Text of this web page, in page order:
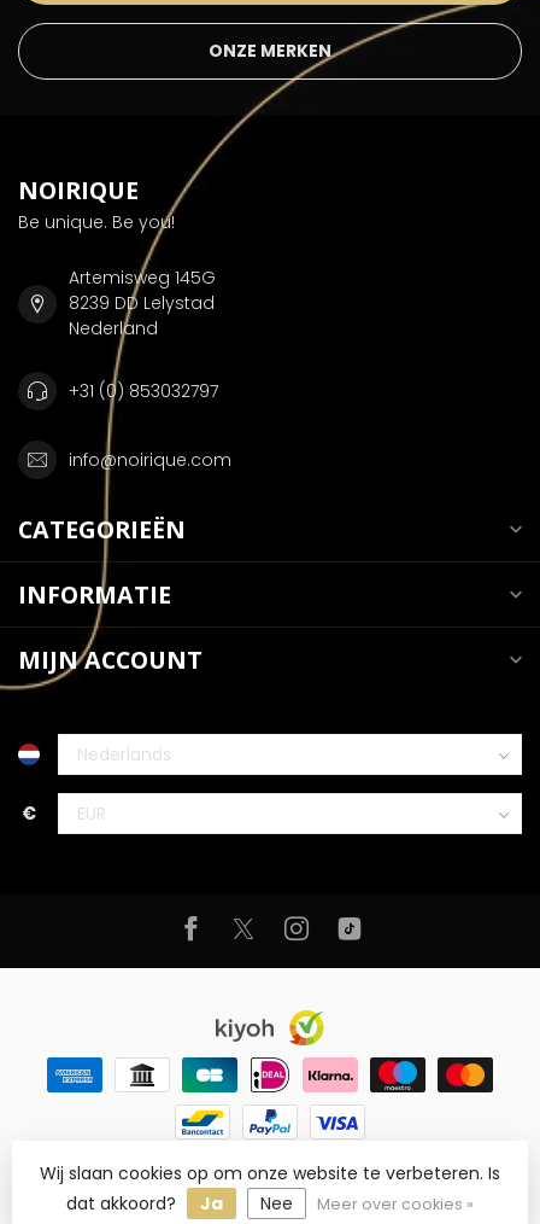
ONZE MERKEN
NOIRIQUE
Be unique. Be you!
Artemisweg 145G
8239 DD Lelystad
Nederland
+31 (0) 853032797
info@noirique.com
CATEGORIEËN
INFORMATIE
MIJN ACCOUNT
€
© Copyright 2026 Noirique- Powered by Lightspeed-
Lightspeed designbyDyvelopment
Wij slaan cookies op om onze website te verbeteren. Is
dat akkoord?
Ja Nee Meer over cookies »